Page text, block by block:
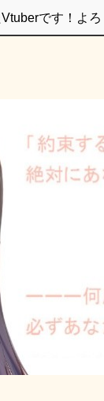
です！よ